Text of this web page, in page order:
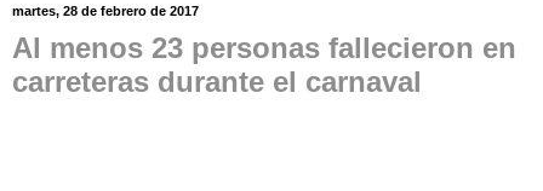
martes, 28 de febrero de 2017
Al menos 23 personas fallecieron en
carreteras durante el carnaval